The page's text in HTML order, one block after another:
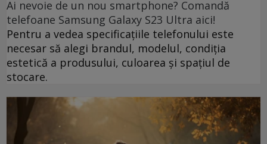
Ai nevoie de un nou smartphone? Comandă
telefoane Samsung Galaxy S23 Ultra aici!
Pentru a vedea specificațiile telefonului este
necesar să alegi brandul, modelul, condiția
estetică a produsului, culoarea și spațiul de
stocare.